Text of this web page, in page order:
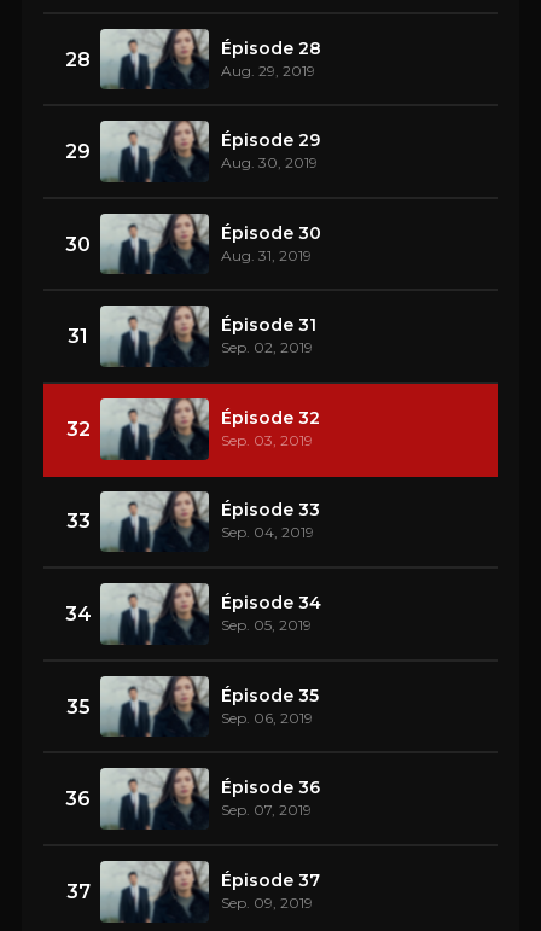
28 Épisode 28
Aug. 29, 2019
29 Épisode 29
Aug. 30, 2019
30 Épisode 30
Aug. 31, 2019
31 Épisode 31
Sep. 02, 2019
32 Épisode 32
Sep. 03, 2019
33 Épisode 33
Sep. 04, 2019
34 Épisode 34
Sep. 05, 2019
35 Épisode 35
Sep. 06, 2019
36 Épisode 36
Sep. 07, 2019
37 Épisode 37
Sep. 09, 2019